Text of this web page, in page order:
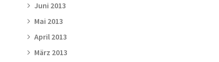
Juni 2013
Mai 2013
April 2013
März 2013